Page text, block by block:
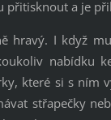
přitisknout a je při
hravý. I když
iv nabídku
které si s ním
střapečky